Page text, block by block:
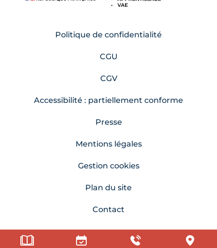
Politique de confidentialité
CGU
CGV
Accessibilité : partiellement conforme
Presse
Mentions légales
Gestion cookies
Plan du site
Contact